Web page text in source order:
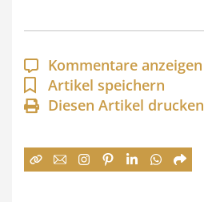
p
a
n
n
:
Kommentare anzeigen
Artikel speichern
Diesen Artikel drucken